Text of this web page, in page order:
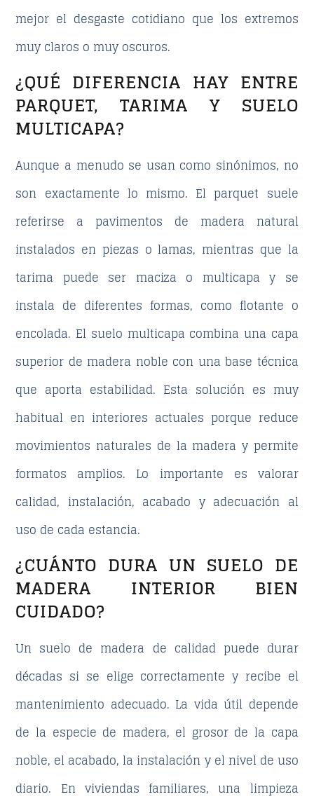
mejor el desgaste cotidiano que los extremos
muy claros o muy oscuros.
¿QUÉ DIFERENCIA HAY ENTRE
PARQUET, TARIMA Y SUELO
MULTICAPA?
Aunque a menudo se usan como sinónimos, no
son exactamente lo mismo. El parquet suele
referirse a pavimentos de madera natural
instalados en piezas o lamas, mientras que la
tarima puede ser maciza o multicapa y se
instala de diferentes formas, como flotante o
encolada. El suelo multicapa combina una capa
superior de madera noble con una base técnica
que aporta estabilidad. Esta solución es muy
habitual en interiores actuales porque reduce
movimientos naturales de la madera y permite
formatos amplios. Lo importante es valorar
calidad, instalación, acabado y adecuación al
uso de cada estancia.
¿CUÁNTO DURA UN SUELO DE
MADERA INTERIOR BIEN
CUIDADO?
Un suelo de madera de calidad puede durar
décadas si se elige correctamente y recibe el
mantenimiento adecuado. La vida útil depende
de la especie de madera, el grosor de la capa
noble, el acabado, la instalación y el nivel de uso
diario. En viviendas familiares, una limpieza